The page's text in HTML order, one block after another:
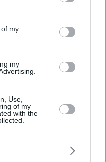
its third-party tags to
in below Google
my
my
Use,
of my
with the
χρόνια - Η
οικογένειές τους -
συνδέεται η παραμονή
Εργασίας και